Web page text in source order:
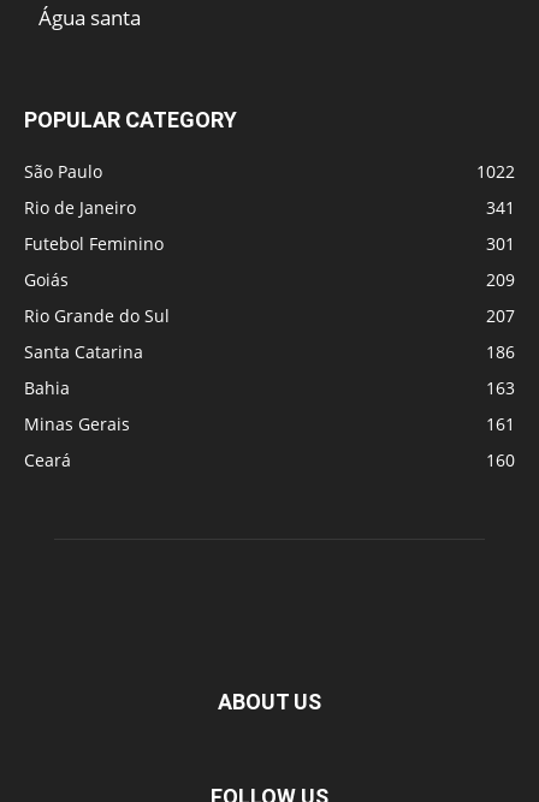
Água santa
POPULAR CATEGORY
São Paulo
1022
Rio de Janeiro
341
Futebol Feminino
301
Goiás
209
Rio Grande do Sul
207
Santa Catarina
186
Bahia
163
Minas Gerais
161
Ceará
160
ABOUT US
FOLLOW US